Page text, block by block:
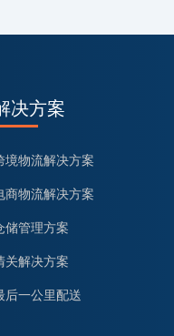
决方案
境物流解决方案
商物流解决方案
储管理方案
关解决方案
后一公里配送